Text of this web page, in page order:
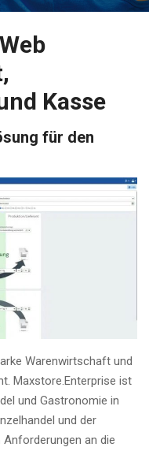
Kasse
für den
Warenwirtschaft und
Maxstore.Enterprise ist
und Gastronomie in
und der
an die